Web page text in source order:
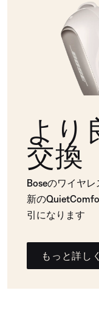
より
交換
Boseのワイヤ
新の
引になります
もっと詳し